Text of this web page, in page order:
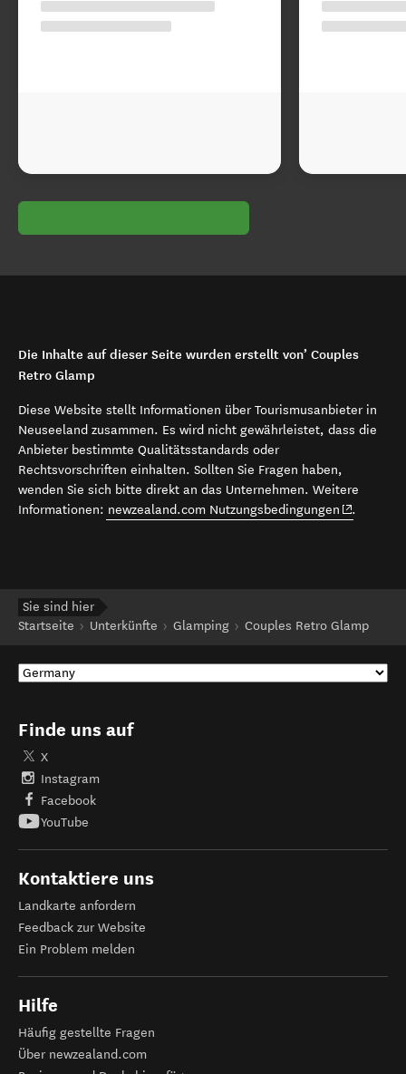
Die Inhalte auf dieser Seite wurden erstellt von’ Couples
Retro Glamp
Diese Website stellt Informationen über Tourismusanbieter in
Neuseeland zusammen. Es wird nicht gewährleistet, dass die
Anbieter bestimmte Qualitätsstandards oder
Rechtsvorschriften einhalten. Sollten Sie Fragen haben,
wenden Sie sich bitte direkt an das Unternehmen. Weitere
Informationen: newzealand.com Nutzungsbedingungen (opens in
.
Sie sind hier
Startseite
Unterkünfte Glamping Couples Retro Glamp
Finde uns auf
X
Instagram
Facebook
YouTube
Kontaktiere uns
Landkarte anfordern
Feedback zur Website
Ein Problem melden
Hilfe
Häufig gestellte Fragen
Über newzealand.com